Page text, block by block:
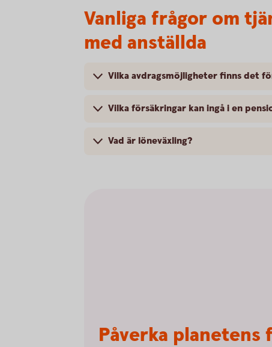
Vanliga frågor om
med anställda
Vilka avdragsmöjligheter finns det
Vilka försäkringar kan ingå i en
Vad är löneväxling?
Påverka